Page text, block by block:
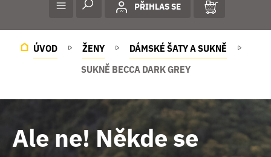
PŘIHLAS SE
ÚVOD ŽENY
DÁMSKÉ ŠATY A SUKNĚ
SUKNĚ BECCA DARK GREY
Ale ne! Někde se